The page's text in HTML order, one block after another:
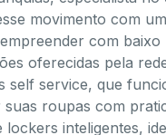
movimento com
com baixo
oferecidas pela
self service, que
roupas com
lockers inteligentes,